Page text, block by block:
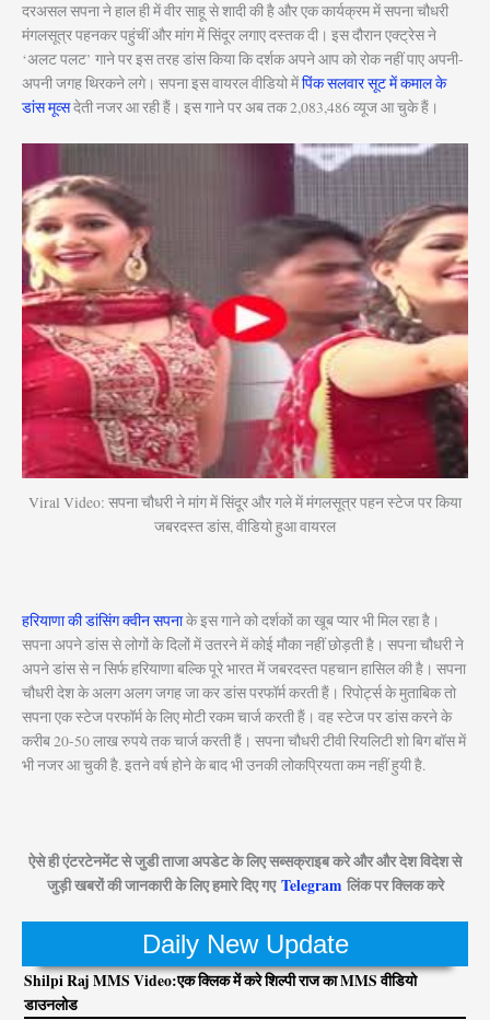
दरअसल सपना ने हाल ही में वीर साहू से शादी की है और एक कार्यक्रम में सपना चौधरी
मंगलसूत्र पहनकर पहुंचीं और मांग में सिंदूर लगाए दस्तक दी। इस दौरान एक्ट्रेस ने
‘अलट पलट’ गाने पर इस तरह डांस किया कि दर्शक अपने आप को रोक नहीं पाए अपनी-
अपनी जगह थिरकने लगे। सपना इस वायरल वीडियो मेंपिंक सलवार सूट में कमाल के
डांस मूव्सदेती नजर आ रही हैं। इस गाने पर अब तक 2,083,486 व्यूज आ चुके हैं।
Viral Video: सपना चौधरी ने मांग में सिंदूर और गले में मंगलसूत्र पहन स्टेज पर किया
जबरदस्त डांस, वीडियो हुआ वायरल
हरियाणा की डांसिंग क्वीन सपनाके इस गाने को दर्शकों का खूब प्यार भी मिल रहा है।
सपना अपने डांस से लोगों के दिलों में उतरने में कोई मौका नहीं छोड़ती है। सपना चौधरी ने
अपने डांस से न सिर्फ हरियाणा बल्कि पूरे भारत में जबरदस्त पहचान हासिल की है। सपना
चौधरी देश के अलग अलग जगह जा कर डांस परफॉर्म करती हैं। रिपोर्ट्स के मुताबिक तो
सपना एक स्टेज परफॉर्म के लिए मोटी रकम चार्ज करती हैं। वह स्टेज पर डांस करने के
करीब 20-50 लाख रुपये तक चार्ज करती हैं। सपना चौधरी टीवी रियलिटी शो बिग बॉस में
भी नजर आ चुकी है. इतने वर्ष होने के बाद भी उनकी लोकप्रियता कम नहीं हुयी है.
ऐसे ही एंटरटेनमेंट से जुडी ताजा अपडेट के लिए सब्सक्राइब करे और और देश विदेश से
जुड़ी खबरों की जानकारी के लिए हमारे दिए गए Telegramलिंक पर क्लिक करे
Daily New Update
Shilpi Raj MMS Video:एक क्लिक में करे शिल्पी राज का MMS वीडियो
डाउनलोड